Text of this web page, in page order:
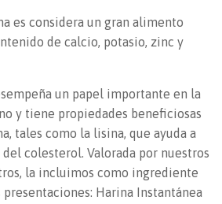
es considera un gran alimento
de calcio, potasio, zinc y
un papel importante en la
y tiene propiedades beneficiosas
tales como la lisina, que ayuda a
colesterol. Valorada por nuestros
la incluimos como ingrediente
Harina Instantánea